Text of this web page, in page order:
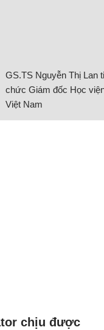
GS.TS Nguyễn Thị Lan
chức Giám đốc Học
Việt Nam
chịu được